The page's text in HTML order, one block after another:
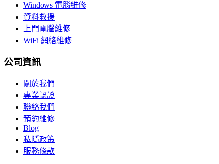
Windows 電腦維修
資料救援
上門電腦維修
WiFi 網絡維修
公司資訊
關於我們
專業認證
聯絡我們
預約維修
Blog
私隱政策
服務條款